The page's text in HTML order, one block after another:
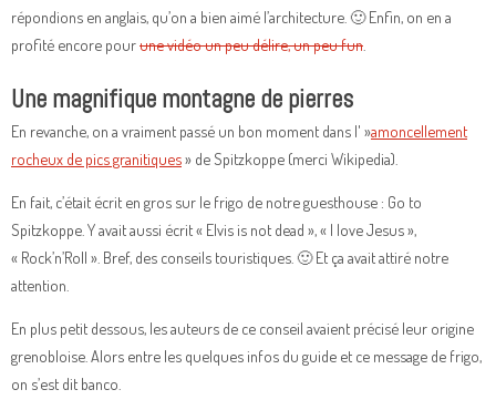
répondions en anglais, qu’on a bien aimé l’architecture. 🙂 Enfin, on en a
profité encore pourune vidéo un peu délire, un peu fun
Une magnifique montagne de pierres
En revanche, on a vraiment passé un bon moment dans l' »amoncellement
rocheux de pics granitiques» de Spitzkoppe (merci Wikipedia).
En fait, c’était écrit en gros sur le frigo de notre guesthouse : Go to
Spitzkoppe. Y avait aussi écrit « Elvis is not dead », « I love Jesus »,
« Rock’n’Roll ». Bref, des conseils touristiques. 🙂 Et ça avait attiré notre
attention.
En plus petit dessous, les auteurs de ce conseil avaient précisé leur origine
grenobloise. Alors entre les quelques infos du guide et ce message de frigo,
on s’est dit banco.